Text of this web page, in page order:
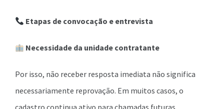
Etapas de convocação e entrevista
Necessidade da unidade contratante
Por isso, não receber resposta imediata não significa
necessariamente reprovação. Em muitos casos, o
cadastro continua ativo para chamadas futuras.